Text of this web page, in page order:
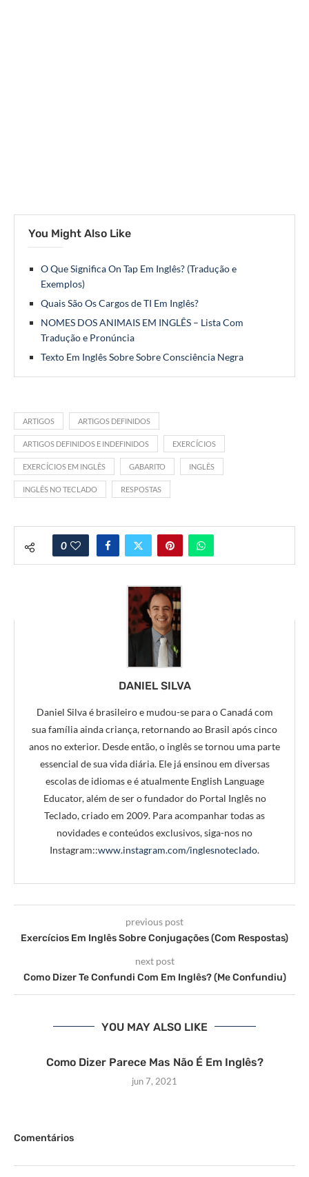
You Might Also Like
O Que Significa On Tap Em Inglês? (Tradução e
Exemplos)
Quais São Os Cargos de TI Em Inglês?
NOMES DOS ANIMAIS EM INGLÊS – Lista Com
Tradução e Pronúncia
Texto Em Inglês Sobre Sobre Consciência Negra
ARTIGOS ARTIGOS DEFINIDOS
ARTIGOS DEFINIDOS E INDEFINIDOS EXERCÍCIOS
EXERCÍCIOS EM INGLÊS GABARITO INGLÊS
INGLÊS NO TECLADO RESPOSTAS
0
DANIEL SILVA
Daniel Silva é brasileiro e mudou-se para o Canadá com
sua família ainda criança, retornando ao Brasil após cinco
anos no exterior. Desde então, o inglês se tornou uma parte
essencial de sua vida diária. Ele já ensinou em diversas
escolas de idiomas e é atualmente English Language
Educator, além de ser o fundador do Portal Inglês no
Teclado, criado em 2009. Para acompanhar todas as
novidades e conteúdos exclusivos, siga-nos no
Instagram::www.instagram.com/inglesnoteclado.
previous post
Exercícios Em Inglês Sobre Conjugações (Com Respostas)
next post
Como Dizer Te Confundi Com Em Inglês? (Me Confundiu)
YOU MAY ALSO LIKE
Como Dizer Parece Mas Não É Em Inglês?
jun 7, 2021
Comentários